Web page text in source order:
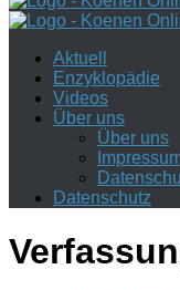
Aktuell
Enzyklopädie
Videos
Über uns
Über uns
Datenschutz